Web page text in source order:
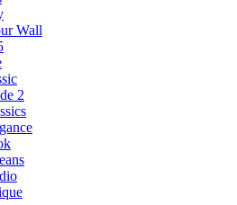
Wall
2